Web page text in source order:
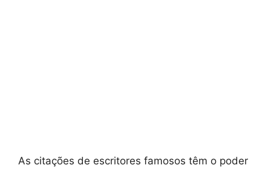
As citações de escritores famosos têm o poder